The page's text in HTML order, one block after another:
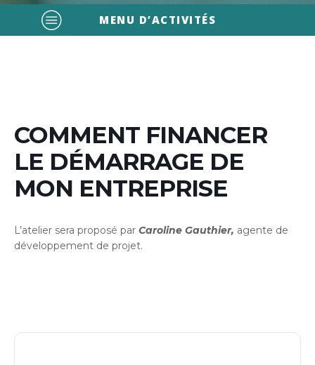
MENU D’ACTIVITÉS
COMMENT FINANCER
LE DÉMARRAGE DE
MON ENTREPRISE
L’atelier sera proposé par Caroline Gauthier, agente de
développement de projet.